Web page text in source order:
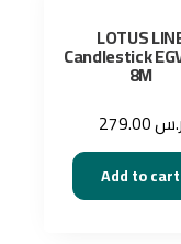
LOTUS
Candlestick
8M
ر.س
Add to cart